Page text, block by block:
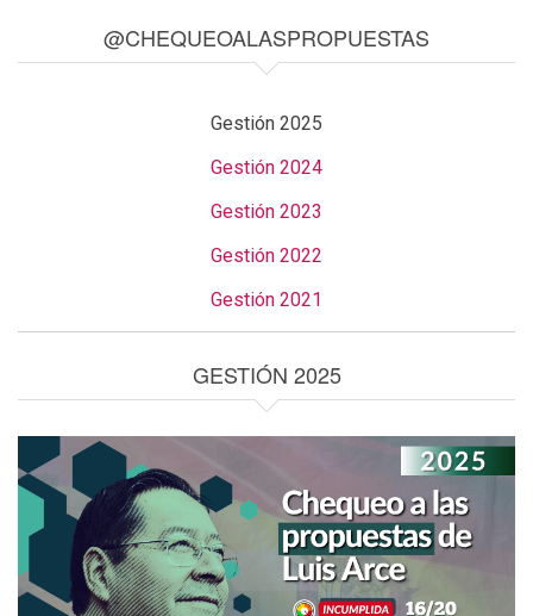
@CHEQUEOALASPROPUESTAS
Gestión 2025
Gestión 2024
Gestión 2023
Gestión 2022
Gestión 2021
GESTIÓN 2025